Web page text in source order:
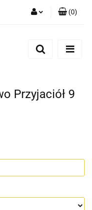
Zarejestruj się
(0)
Przyjaciół 9